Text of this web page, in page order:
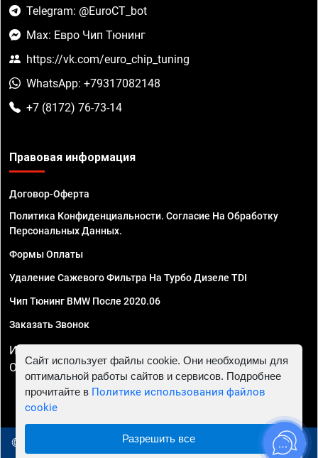
Telegram: @EuroCT_bot
Max: Евро Чип Тюнинг
https://vk.com/euro_chip_tuning
WhatsApp: +79317082148
+7 (8172) 76-73-14
Правовая информация
Договор-Оферта
Политика Конфиденциальности. Согласие На Обработку
Персональных Данных.
Формы Оплаты
Удаление Сажевого Фильтра На Турбо Дизеле TDI
Чип Тюнинг BMW После 2020.06
Заказать Звонок
ИП Смирнов Георгий Павлович. ИНН 781302555843,
ОГРНИП 324470400032610
© 2010 - 2026 Чип тюнинг в Вологде - Автосервис "Евро
Сайт использует файлы cookie. Они необходимы для
оптимальной работы сайтов и сервисов. Подробнее
прочитайте в Политике использования файлов
cookie
Разрешить все